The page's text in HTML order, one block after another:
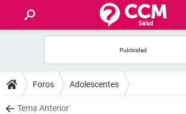
FORUMS
SALUD
Foros Adolescentes
Tema Anterior